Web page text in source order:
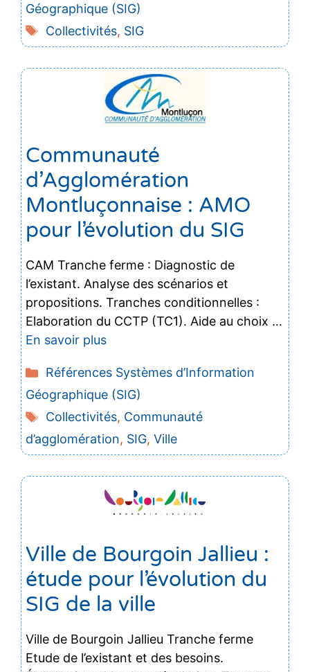
Géographique (SIG)
Étiquettes
Collectivités, SIG
Communauté
d’Agglomération
Montluçonnaise : AMO
pour l’évolution du SIG
CAM Tranche ferme : Diagnostic de
l’existant. Analyse des scénarios et
propositions. Tranches conditionnelles :
Elaboration du CCTP (TC1). Aide au choix …
En savoir plus
Catégories
Références Systèmes d’Information
Géographique (SIG)
Étiquettes
Collectivités, Communauté
d’agglomération, SIG, Ville
Ville de Bourgoin Jallieu :
étude pour l’évolution du
SIG de la ville
Ville de Bourgoin Jallieu Tranche ferme
Etude de l’existant et des besoins.